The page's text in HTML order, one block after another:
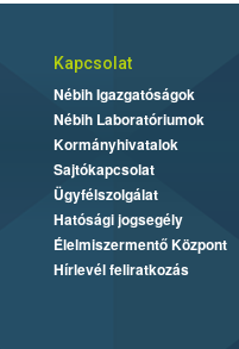
Kapcsolat
Nébih Igazgatóságok
Nébih Laboratóriumok
Kormányhivatalok
Sajtókapcsolat
Ügyfélszolgálat
Hatósági jogsegély
Élelmiszermentő Központ
Hírlevél feliratkozás